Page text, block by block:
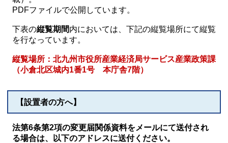
PDFファイルで公開しています。
下表の縦覧期間内においては、下記の縦覧場所にて縦覧
を行なっています。
縦覧場所：北九州市役所産業経済局サービス産業政策課
（小倉北区城内1番1号 本庁舎7階）
【設置者の方へ】
法第6条第2項の変更届関係資料をメールにて送付され
る場合は、以下のアドレスに送付ください。